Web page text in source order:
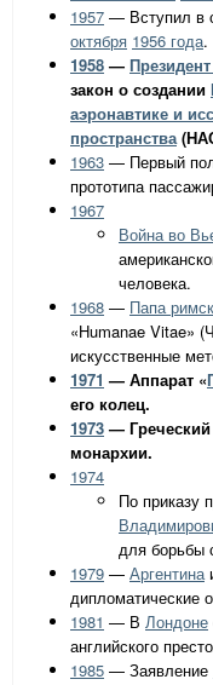
1957 — Вступил в
октября 1956 года.
1958 —
закон о создании
аэронавтике и
пространства
1963 — Первый
прототипа
1967
Война во
человека.
1968 — Папа
«Humanae Vitae»
искусственные
1971 — Аппарат «
его колец.
1973 — Греческий
монархии.
1974
По приказу
для борьбы
1979 — Аргентина
дипломатические
1981 — В Лондоне
английского
1985 — Заявление